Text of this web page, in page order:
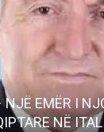
EMËR I
NË